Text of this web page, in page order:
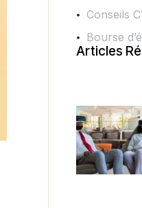
Conseils
Bourse
Articles